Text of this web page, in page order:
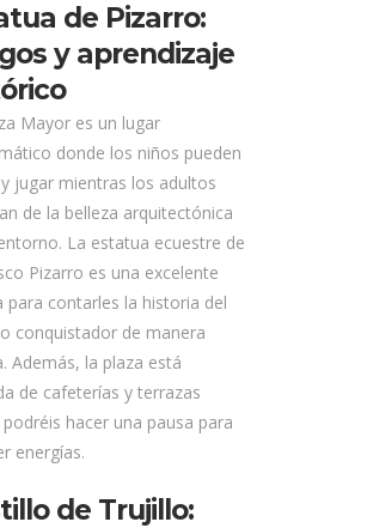
de Pizarro:
y aprendizaje
Mayor es un lugar
donde los niños pueden
jugar mientras los adultos
de la belleza arquitectónica
La estatua ecuestre de
Pizarro es una excelente
para contarles la historia del
conquistador de manera
Además, la plaza está
de cafeterías y terrazas
hacer una pausa para
energías.
de Trujillo: